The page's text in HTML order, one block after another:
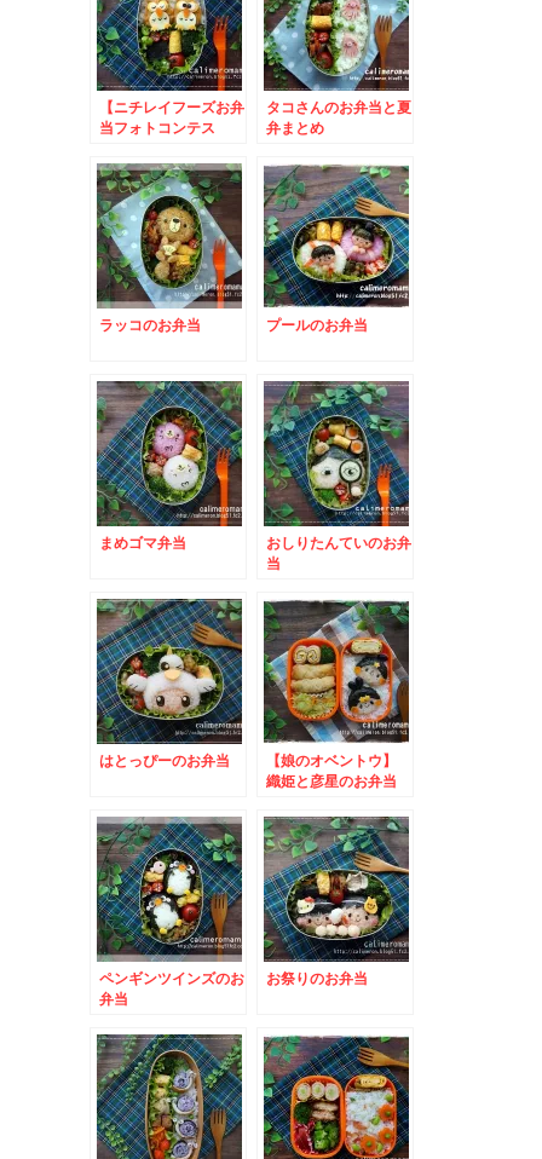
【ニチレイフーズお弁
当フォトコンテス
当とこいのぼりのお弁
当
タコさんのお弁当と夏
弁まとめ
ラッコのお弁当 プールのお弁当
まめゴマ弁当
おしりたんていのお弁
当
はとっぴーのお弁当
【娘のオベントウ】
織姫と彦星のお弁当
ペンギンツインズのお
弁当
お祭りのお弁当